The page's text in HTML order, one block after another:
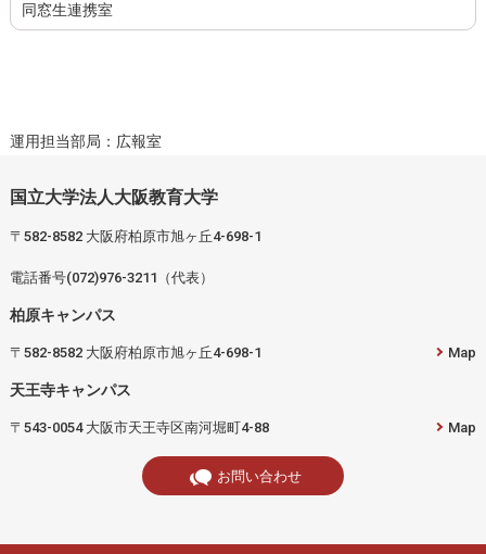
同窓生連携室
運用担当部局：広報室
国立大学法人大阪教育大学
〒582-8582 大阪府柏原市旭ヶ丘4-698-1
電話番号(072)976-3211（代表）
柏原キャンパス
〒582-8582 大阪府柏原市旭ヶ丘4-698-1 Map
天王寺キャンパス
〒543-0054 大阪市天王寺区南河堀町4-88 Map
お問い合わせ